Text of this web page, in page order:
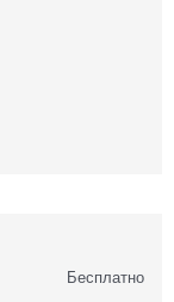
Бесплатно